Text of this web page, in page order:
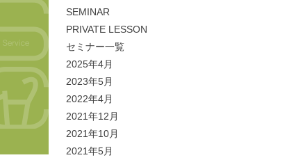
SEMINAR
PRIVATE LESSON
セミナー一覧
2025年4月
2023年5月
2022年4月
2021年12月
2021年10月
2021年5月